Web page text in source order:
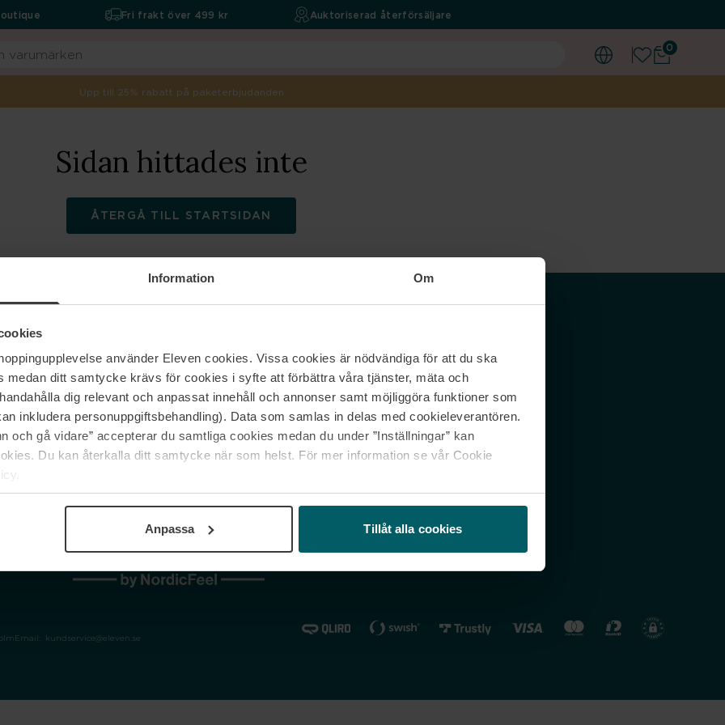
Information Om
använder Eleven cookies. Vissa cookies är nödvändiga för att du ska
medan ditt samtycke krävs för cookies i syfte att förbättra våra tjänster, mäta och
dig relevant och anpassat innehåll och annonser samt möjliggöra funktioner som
inkludera personuppgiftsbehandling). Data som samlas in delas med cookieleverantören.
och gå vidare” accepterar du samtliga cookies medan du under ”Inställningar” kan
Du kan återkalla ditt samtycke när som helst. För mer information se vår Cookie
Anpassa Tillåt alla cookies
0
Fri frakt över 499 kr Auktoriserad återförsäljare
Upp till 25% rabatt på paketerbjudanden
Sidan hittades inte
ÅTERGÅ TILL STARTSIDAN
Om oss
Jobba hos oss
Våra varumärken
Kontakta oss
Vanliga frågor & svar
Spåra min beställning
reklamationer
Nordicfeel SE
Nordicfeel FI
Nordicfeel NO
Email: kundservice@eleven.se